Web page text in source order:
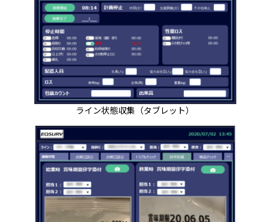
ライン状態収集（タブレット）